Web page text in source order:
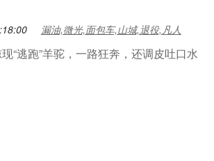
漏油,微光,面包车,山城,退役,凡人